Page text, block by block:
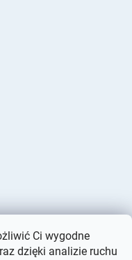
Ci wygodne
dzięki analizie ruchu